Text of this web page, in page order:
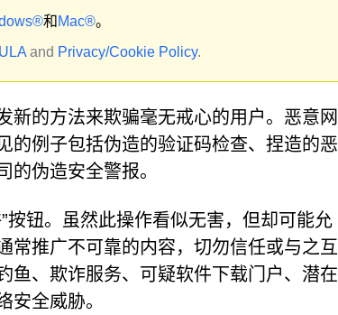
和 Mac®。
and Privacy/Cookie Policy.
新的方法来欺骗毫无戒心的用户。恶意网
的例子包括伪造的验证码检查、捏造的恶
伪造安全警报。
按钮。虽然此操作看似无害，但却可能允
常推广不可靠的内容，切勿信任或与之互
鱼、欺诈服务、可疑软件下载门户、潜在
安全威胁。